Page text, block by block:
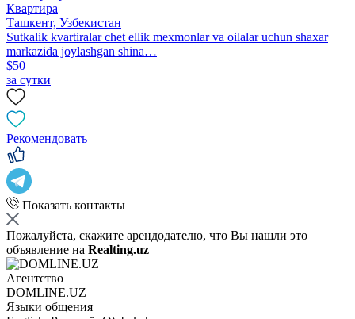
Квартира
Ташкент, Узбекистан
Sutkalik kvartiralar chet ellik mexmonlar va oilalar uchun shaxar
markazida joylashgan shina…
$50
за сутки
Рекомендовать
Показать контакты
Пожалуйста, скажите арендодателю, что Вы нашли это
объявление на Realting.uz
Агентство
DOMLINE.UZ
Языки общения